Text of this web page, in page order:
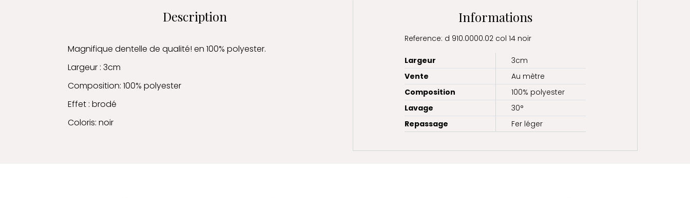
Description
Magnifique dentelle de qualité! en 100% polyester.
Largeur : 3cm
Composition: 100% polyester
Effet : brodé
Coloris: noir
Informations
Reference: d 910.0000.02 col 14 noir
Largeur
3cm
Vente
Au mètre
Composition
100% polyester
Lavage
30°
Repassage
Fer léger